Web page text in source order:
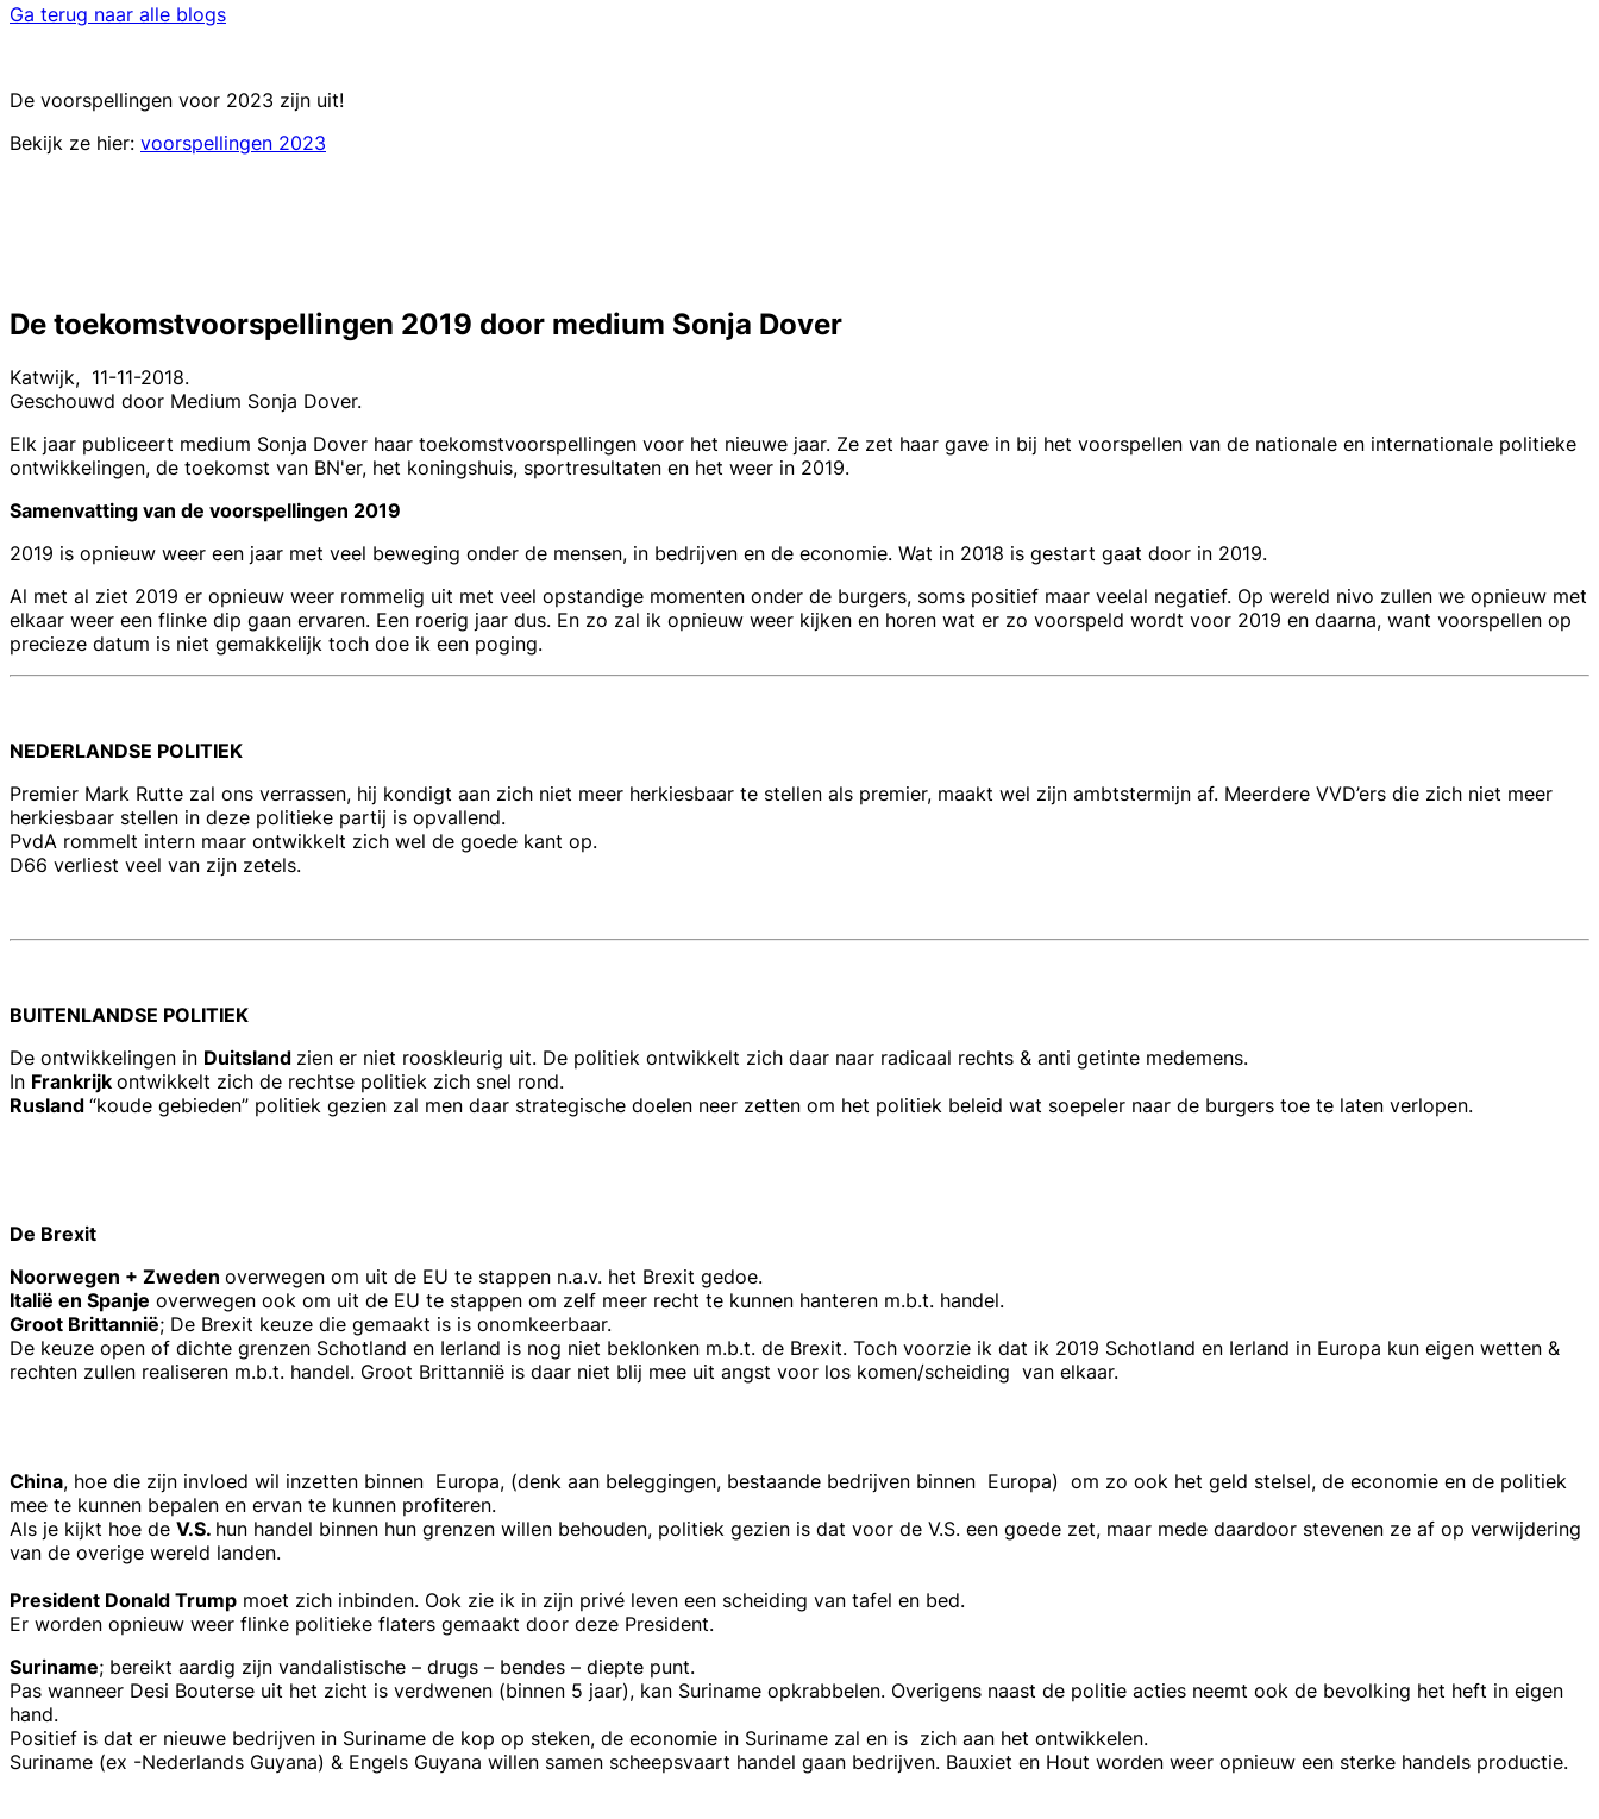
Ga terug naar alle blogs
De voorspellingen voor 2023 zijn uit!
Bekijk ze hier: voorspellingen 2023
De toekomstvoorspellingen 2019 door medium Sonja Dover
Katwijk, 11-11-2018.
Geschouwd door Medium Sonja Dover.
Elk jaar publiceert medium Sonja Dover haar toekomstvoorspellingen voor het nieuwe jaar. Ze zet haar gave in bij het voorspellen van de nationale en internationale politieke
ontwikkelingen, de toekomst van BN'er, het koningshuis, sportresultaten en het weer in 2019.
Samenvatting van de voorspellingen 2019
2019 is opnieuw weer een jaar met veel beweging onder de mensen, in bedrijven en de economie. Wat in 2018 is gestart gaat door in 2019.
Al met al ziet 2019 er opnieuw weer rommelig uit met veel opstandige momenten onder de burgers, soms positief maar veelal negatief. Op wereld nivo zullen we opnieuw met
elkaar weer een flinke dip gaan ervaren. Een roerig jaar dus. En zo zal ik opnieuw weer kijken en horen wat er zo voorspeld wordt voor 2019 en daarna, want voorspellen op
precieze datum is niet gemakkelijk toch doe ik een poging.
NEDERLANDSE POLITIEK
Premier Mark Rutte zal ons verrassen, hij kondigt aan zich niet meer herkiesbaar te stellen als premier, maakt wel zijn ambtstermijn af. Meerdere VVD’ers die zich niet meer
herkiesbaar stellen in deze politieke partij is opvallend.
PvdA rommelt intern maar ontwikkelt zich wel de goede kant op.
D66 verliest veel van zijn zetels.
BUITENLANDSE POLITIEK
De ontwikkelingen in Duitsland zien er niet rooskleurig uit. De politiek ontwikkelt zich daar naar radicaal rechts & anti getinte medemens.
In Frankrijk ontwikkelt zich de rechtse politiek zich snel rond.
Rusland “koude gebieden” politiek gezien zal men daar strategische doelen neer zetten om het politiek beleid wat soepeler naar de burgers toe te laten verlopen.
De Brexit
Noorwegen + Zweden overwegen om uit de EU te stappen n.a.v. het Brexit gedoe.
Italië en Spanje overwegen ook om uit de EU te stappen om zelf meer recht te kunnen hanteren m.b.t. handel.
Groot Brittannië; De Brexit keuze die gemaakt is is onomkeerbaar.
De keuze open of dichte grenzen Schotland en Ierland is nog niet beklonken m.b.t. de Brexit. Toch voorzie ik dat ik 2019 Schotland en Ierland in Europa kun eigen wetten &
rechten zullen realiseren m.b.t. handel. Groot Brittannië is daar niet blij mee uit angst voor los komen/scheiding van elkaar.
China, hoe die zijn invloed wil inzetten binnen Europa, (denk aan beleggingen, bestaande bedrijven binnen Europa) om zo ook het geld stelsel, de economie en de politiek
mee te kunnen bepalen en ervan te kunnen profiteren.
Als je kijkt hoe de V.S. hun handel binnen hun grenzen willen behouden, politiek gezien is dat voor de V.S. een goede zet, maar mede daardoor stevenen ze af op verwijdering
van de overige wereld landen.
President Donald Trump moet zich inbinden. Ook zie ik in zijn privé leven een scheiding van tafel en bed.
Er worden opnieuw weer flinke politieke flaters gemaakt door deze President.
Suriname; bereikt aardig zijn vandalistische – drugs – bendes – diepte punt.
Pas wanneer Desi Bouterse uit het zicht is verdwenen (binnen 5 jaar), kan Suriname opkrabbelen. Overigens naast de politie acties neemt ook de bevolking het heft in eigen
hand.
Positief is dat er nieuwe bedrijven in Suriname de kop op steken, de economie in Suriname zal en is zich aan het ontwikkelen.
Suriname (ex -Nederlands Guyana) & Engels Guyana willen samen scheepsvaart handel gaan bedrijven. Bauxiet en Hout worden weer opnieuw een sterke handels productie.